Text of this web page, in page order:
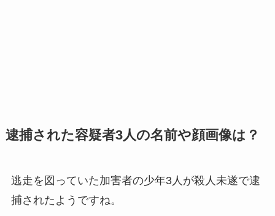
逮捕された容疑者3人の名前や顔画像は？
逃走を図っていた加害者の少年3人が殺人未遂で逮
捕されたようですね。